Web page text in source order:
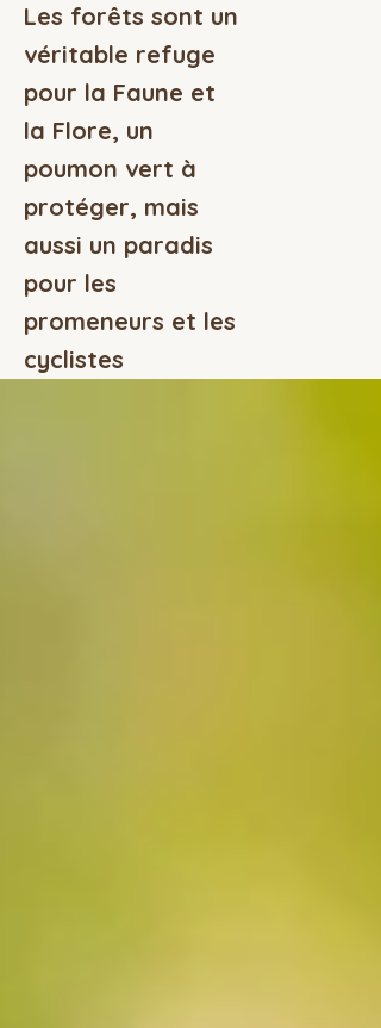
Les forêts sont un
véritable refuge
pour la Faune et
la Flore, un
poumon vert à
protéger, mais
aussi un paradis
pour les
promeneurs et les
cyclistes